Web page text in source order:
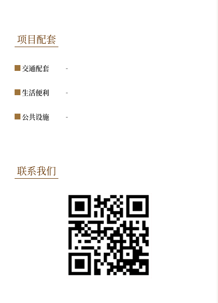
项目配套
交通配套 -
生活便利 -
公共设施 -
联系我们